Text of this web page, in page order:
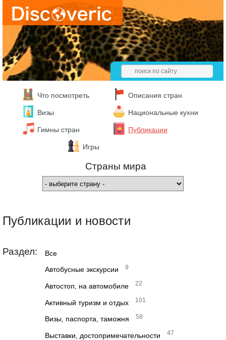
Что посмотреть Описания стран
Визы Национальные кухни
Гимны стран Публикации
Игры
Страны мира
Публикации и новости
Раздел: Все
Автобусные экскурсии 9
Автостоп, на автомобиле 22
Активный туризм и отдых 101
Визы, паспорта, таможня 58
Выставки, достопримечательности 47